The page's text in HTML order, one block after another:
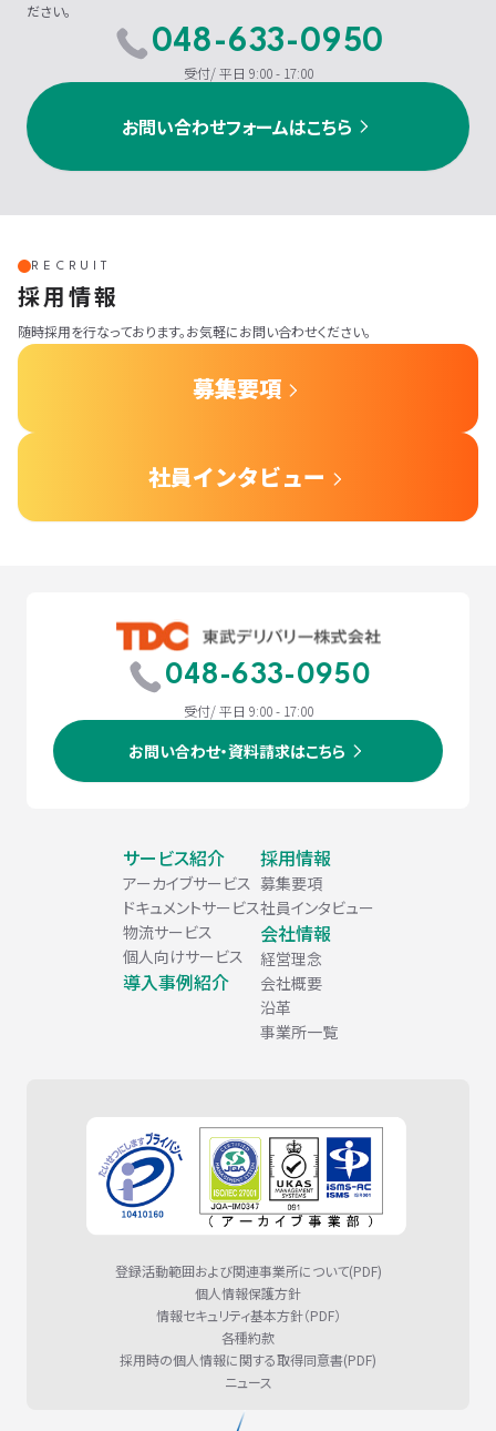
ださい。
048-633-0950
受付/ 平日 9:00 - 17:00
お問い合わせフォームはこちら
RECRUIT
採用情報
随時採用を行なっております。お気軽にお問い合わせください。
募集要項
社員インタビュー
048-633-0950
受付/ 平日 9:00 - 17:00
お問い合わせ・資料請求はこちら
サービス紹介
アーカイブサービス
ドキュメントサービス
物流サービス
個人向けサービス
導入事例紹介
採用情報
募集要項
社員インタビュー
会社情報
経営理念
会社概要
沿革
事業所一覧
登録活動範囲および関連事業所について(PDF)
個人情報保護方針
情報セキュリティ基本方針（PDF）
各種約款
採用時の個人情報に関する取得同意書(PDF)
ニュース